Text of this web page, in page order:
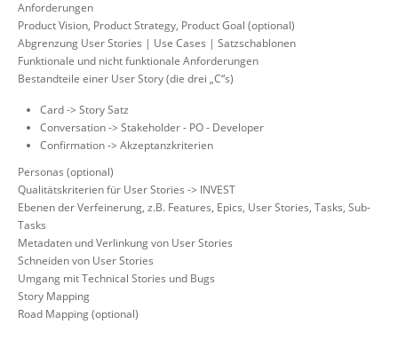
Anforderungen
Product Vision, Product Strategy, Product Goal (optional)
Abgrenzung User Stories | Use Cases | Satzschablonen
Funktionale und nicht funktionale Anforderungen
Bestandteile einer User Story (die drei „C“s)
Card -> Story Satz
Conversation -> Stakeholder - PO - Developer
Confirmation -> Akzeptanzkriterien
Personas (optional)
Qualitätskriterien für User Stories -> INVEST
Ebenen der Verfeinerung, z.B. Features, Epics, User Stories, Tasks, Sub-
Tasks
Metadaten und Verlinkung von User Stories
Schneiden von User Stories
Umgang mit Technical Stories und Bugs
Story Mapping
Road Mapping (optional)